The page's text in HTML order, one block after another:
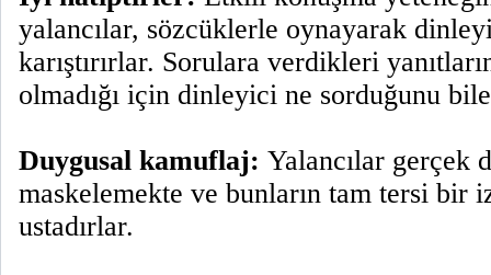
yalancılar, sözcüklerle oynayarak
karıştırırlar. Sorulara verdikleri
olmadığı için dinleyici ne sorduğunu
Duygusal kamuflaj: Yalancılar gerçek
maskelemekte ve bunların tam tersi bir
ustadırlar.